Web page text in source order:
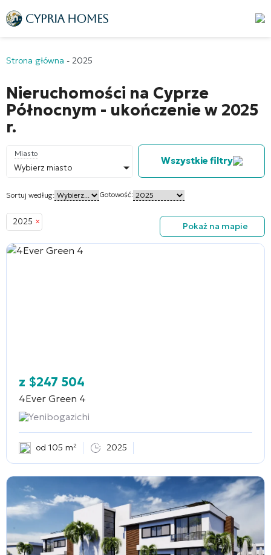
Strona główna - 2025
Nieruchomości na Cyprze
Północnym - ukończenie w 2025
r.
Miasto
Wybierz miasto
Wszystkie filtry
Sortuj według: Gotowość:
2025 × Pokaż na mapie
z $247 504
4Ever Green 4
Yenibogazichi
od 105 m² 2025